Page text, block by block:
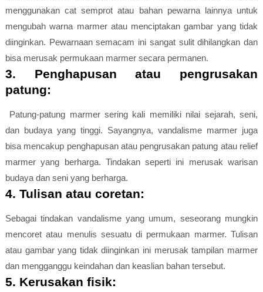
menggunakan cat semprot atau bahan pewarna lainnya untuk
mengubah warna marmer atau menciptakan gambar yang tidak
diinginkan. Pewarnaan semacam ini sangat sulit dihilangkan dan
bisa merusak permukaan marmer secara permanen.
3. Penghapusan atau pengrusakan
patung:
Patung-patung marmer sering kali memiliki nilai sejarah, seni,
dan budaya yang tinggi. Sayangnya, vandalisme marmer juga
bisa mencakup penghapusan atau pengrusakan patung atau relief
marmer yang berharga. Tindakan seperti ini merusak warisan
budaya dan seni yang berharga.
4. Tulisan atau coretan:
Sebagai tindakan vandalisme yang umum, seseorang mungkin
mencoret atau menulis sesuatu di permukaan marmer. Tulisan
atau gambar yang tidak diinginkan ini merusak tampilan marmer
dan mengganggu keindahan dan keaslian bahan tersebut.
5. Kerusakan fisik: